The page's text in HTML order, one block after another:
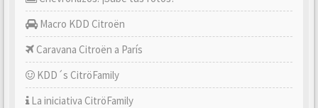
Macro KDD Citroën
Caravana Citroën a París
KDD´s CitröFamily
La iniciativa CitröFamily